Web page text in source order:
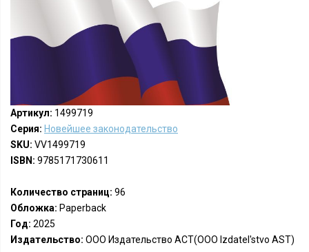
Артикул: 1499719
Серия: Новейшее законодательство
SKU: VV1499719
ISBN: 9785171730611
Количество страниц: 96
Обложка: Paperback
Год: 2025
Издательство: ООО Издательство АСТ(OOO Izdatel'stvo AST)